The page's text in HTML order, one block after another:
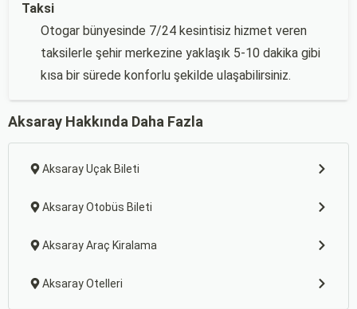
Taksi
Otogar bünyesinde 7/24 kesintisiz hizmet veren
taksilerle şehir merkezine yaklaşık 5-10 dakika gibi
kısa bir sürede konforlu şekilde ulaşabilirsiniz.
Aksaray Hakkında Daha Fazla
Aksaray Uçak Bileti
Aksaray Otobüs Bileti
Aksaray Araç Kiralama
Aksaray Otelleri